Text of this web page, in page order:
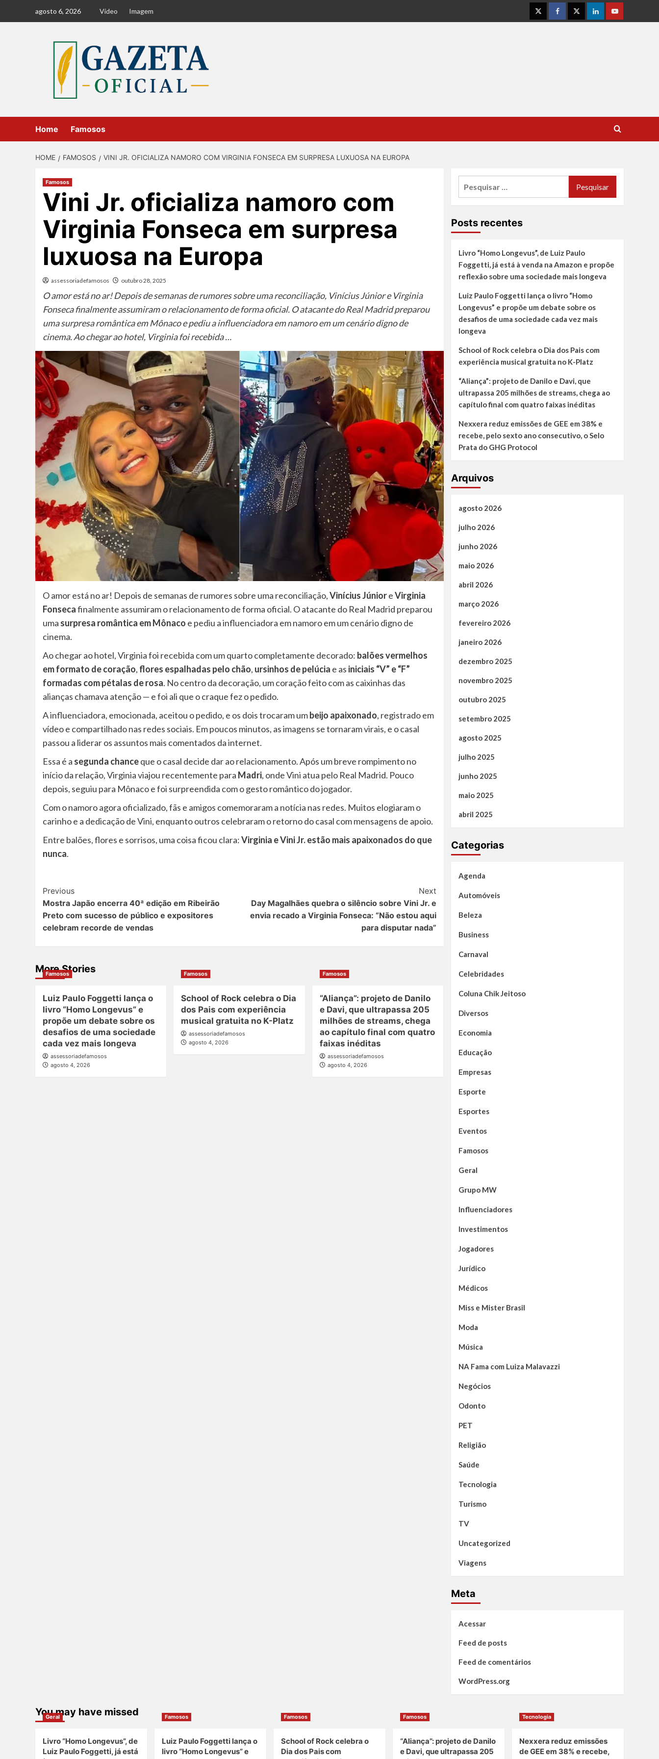
agosto 6, 2026 Vídeo Imagem
InstagramFacebookTwitterLinkedinYoutube
Home Famosos
HOME FAMOSOS VINI JR. OFICIALIZA NAMORO COM VIRGINIA FONSECA EM SURPRESA LUXUOSA NA EUROPA
Famosos
Vini Jr. oficializa namoro com
Virginia Fonseca em surpresa
luxuosa na Europa
assessoriadefamosos outubro 28, 2025
O amor está no ar! Depois de semanas de rumores sobre uma reconciliação, Vinícius Júnior e Virginia
Fonseca finalmente assumiram o relacionamento de forma oficial. O atacante do Real Madrid preparou
uma surpresa romântica em Mônaco e pediu a influenciadora em namoro em um cenário digno de
cinema. Ao chegar ao hotel, Virginia foi recebida …
O amor está no ar! Depois de semanas de rumores sobre uma reconciliação,Vinícius JúnioreVirginia
Fonsecafinalmente assumiram o relacionamento de forma oficial. O atacante do Real Madrid preparou
uma surpresa romântica em Mônaco e pediu a influenciadora em namoro em um cenário digno de
cinema.
Ao chegar ao hotel, Virginia foi recebida com um quarto completamente decorado: balões vermelhos
em formato de coração, flores espalhadas pelo chão, ursinhos de pelúcia e as iniciais “V” e “F”
formadas com pétalas de rosa. No centro da decoração, um coração feito com as caixinhas das
alianças chamava atenção — e foi ali que o craque fez o pedido.
A influenciadora, emocionada, aceitou o pedido, e os dois trocaram umbeijo apaixonado, registrado em
vídeo e compartilhado nas redes sociais. Em poucos minutos, as imagens se tornaram virais, e o casal
passou a liderar os assuntos mais comentados da internet.
Essa é a segunda chanceque o casal decide dar ao relacionamento. Após um breve rompimento no
início da relação, Virginia viajou recentemente para Madri, onde Vini atua pelo Real Madrid. Pouco
depois, seguiu para Mônaco e foi surpreendida com o gesto romântico do jogador.
Com o namoro agora oficializado, fãs e amigos comemoraram a notícia nas redes. Muitos elogiaram o
carinho e a dedicação de Vini, enquanto outros celebraram o retorno do casal com mensagens de apoio.
Entre balões, flores e sorrisos, uma coisa ficou clara:Virginia e Vini Jr. estão mais apaixonados do que
nunca.
Post
Navigation
Previous
Mostra Japão encerra 40ª edição em Ribeirão
Preto com sucesso de público e expositores
celebram recorde de vendas
Next
Day Magalhães quebra o silêncio sobre Vini Jr. e
envia recado a Virginia Fonseca: “Não estou aqui
para disputar nada”
More Stories
Famosos
Luiz Paulo Foggetti lança o
livro “Homo Longevus” e
propõe um debate sobre os
desafios de uma sociedade
cada vez mais longeva
assessoriadefamosos
agosto 4, 2026
Famosos
School of Rock celebra o Dia
dos Pais com experiência
musical gratuita no K-Platz
assessoriadefamosos
agosto 4, 2026
Famosos
“Aliança”: projeto de Danilo
e Davi, que ultrapassa 205
milhões de streams, chega
ao capítulo final com quatro
faixas inéditas
assessoriadefamosos
agosto 4, 2026
Posts recentes
Livro “Homo Longevus”, de Luiz Paulo
Foggetti, já está à venda na Amazon e propõe
reflexão sobre uma sociedade mais longeva
Luiz Paulo Foggetti lança o livro “Homo
Longevus” e propõe um debate sobre os
desafios de uma sociedade cada vez mais
longeva
School of Rock celebra o Dia dos Pais com
experiência musical gratuita no K-Platz
“Aliança”: projeto de Danilo e Davi, que
ultrapassa 205 milhões de streams, chega ao
capítulo final com quatro faixas inéditas
Nexxera reduz emissões de GEE em 38% e
recebe, pelo sexto ano consecutivo, o Selo
Prata do GHG Protocol
Arquivos
agosto 2026
julho 2026
junho 2026
maio 2026
abril 2026
março 2026
fevereiro 2026
janeiro 2026
dezembro 2025
novembro 2025
outubro 2025
setembro 2025
agosto 2025
julho 2025
junho 2025
maio 2025
abril 2025
Categorias
Agenda
Automóveis
Beleza
Business
Carnaval
Celebridades
Coluna Chik Jeitoso
Diversos
Economia
Educação
Empresas
Esporte
Esportes
Eventos
Famosos
Geral
Grupo MW
Influenciadores
Investimentos
Jogadores
Jurídico
Médicos
Miss e Mister Brasil
Moda
Música
NA Fama com Luiza Malavazzi
Negócios
Odonto
PET
Religião
Saúde
Tecnologia
Turismo
TV
Uncategorized
Viagens
Meta
Acessar
Feed de posts
Feed de comentários
WordPress.org
You may have missed
Geral
Livro “Homo Longevus”, de
Luiz Paulo Foggetti, já está
Famosos
Luiz Paulo Foggetti lança o
livro “Homo Longevus” e
Famosos
School of Rock celebra o
Dia dos Pais com
Famosos
“Aliança”: projeto de Danilo
e Davi, que ultrapassa 205
Tecnologia
Nexxera reduz emissões
de GEE em 38% e recebe,